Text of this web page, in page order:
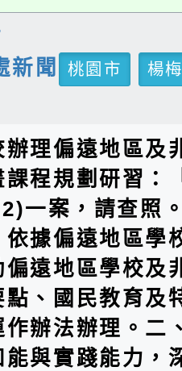
新聞
桃園市
楊
辦理偏遠地區及
程規劃研習：
一案，請查照
依據偏遠地區學
遠地區學校及
、國民教育及
作辦法辦理。二
與實踐能力，